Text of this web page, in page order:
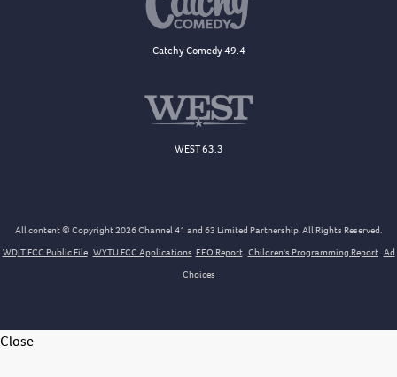
Catchy Comedy 49.4
WEST 63.3
All content © Copyright 2026 Channel 41 and 63 Limited Partnership. All Rights Reserved.
WDJT FCC Public File WYTU FCC Applications EEO Report Children's Programming Report Ad
Choices
Close